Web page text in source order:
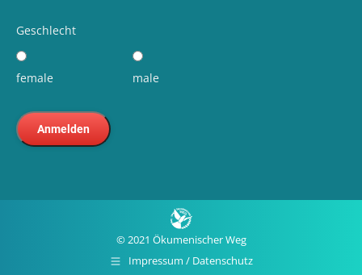
Geschlecht
female male
© 2021 Ökumenischer Weg
Impressum / Datenschutz